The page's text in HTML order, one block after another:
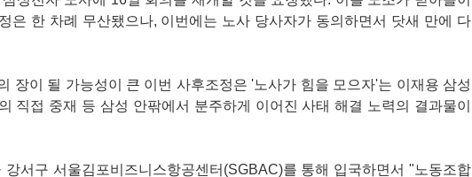
은 한 차례 무산됐으나, 이번에는 노사 당사자가 동의하면서 닷새 만에 다
장이 될 가능성이 큰 이번 사후조정은 '노사가 힘을 모으자'는 이재용 삼성
직접 중재 등 삼성 안팎에서 분주하게 이어진 사태 해결 노력의 결과물이
서구 서울김포비즈니스항공센터(SGBAC)를 통해 입국하면서 "노동조합